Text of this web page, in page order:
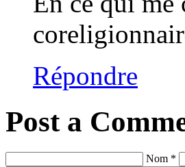
Répondre
Post a
Nom *